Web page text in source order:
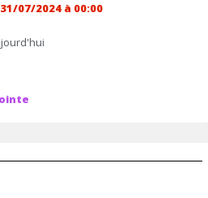
31/07/2024 à 00:00